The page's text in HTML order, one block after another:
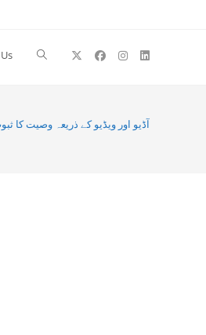
Toggle
آڈیو اور ویڈیو کے ذریعہ وصیت کا